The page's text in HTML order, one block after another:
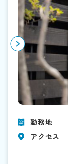
勤務地
アクセス